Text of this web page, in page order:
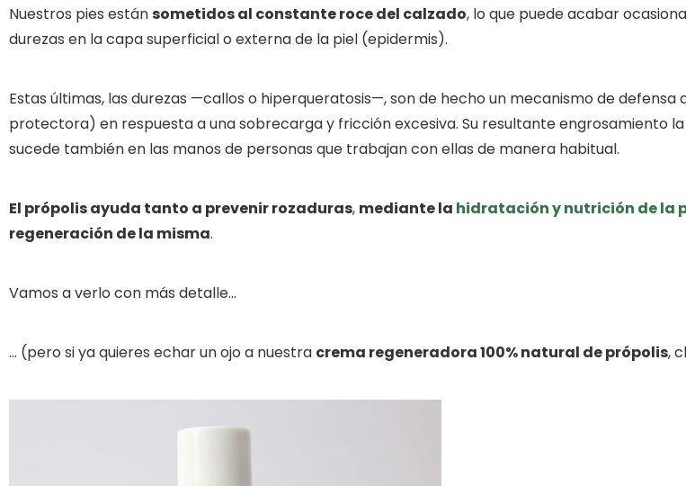
Nuestros pies están sometidos al constante roce del calzado, lo que puede acabar
durezas en la capa superficial o externa de la piel (epidermis).
Estas últimas, las durezas —callos o hiperqueratosis—, son de hecho un mecanismo de
protectora) en respuesta a una sobrecarga y fricción excesiva. Su resultante engrosamiento
sucede también en las manos de personas que trabajan con ellas de manera habitual.
El própolis ayuda tanto a prevenir rozaduras, mediante la hidratación y nutrición de la
regeneración de la misma.
Vamos a verlo con más detalle…
… (pero si ya quieres echar un ojo a nuestra crema regeneradora 100% natural de própolis,